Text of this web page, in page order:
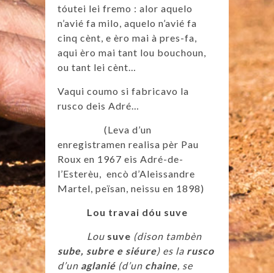
tóutei lei fremo : alor aquelo
n’avié fa milo, aquelo n’avié fa
cinq cènt, e èro mai à pres-fa,
aqui èro mai tant lou bouchoun,
ou tant lei cènt…
Vaqui coumo si fabricavo la
rusco deis Adré…
(Leva d’un
enregistramen realisa pèr Pau
Roux en 1967 eis Adré-de-
l’Esterèu, encò d’Aleissandre
Martel, peïsan, neissu en 1898)
Lou travai dóu suve
Lou suve (dison tambèn
sube, subre e siéure) es la rusco
d’un aglanié (d’un chaine , se